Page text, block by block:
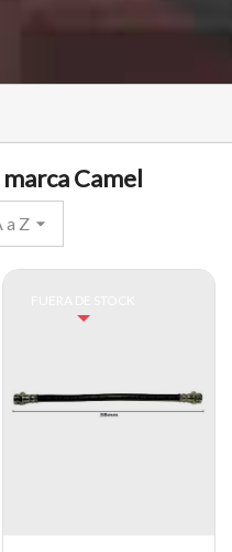
Camel
a Z arrow_drop_down